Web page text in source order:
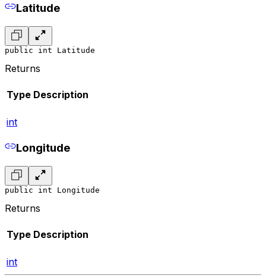
Latitude
public int Latitude
Returns
Type Description
int
Longitude
public int Longitude
Returns
Type Description
int